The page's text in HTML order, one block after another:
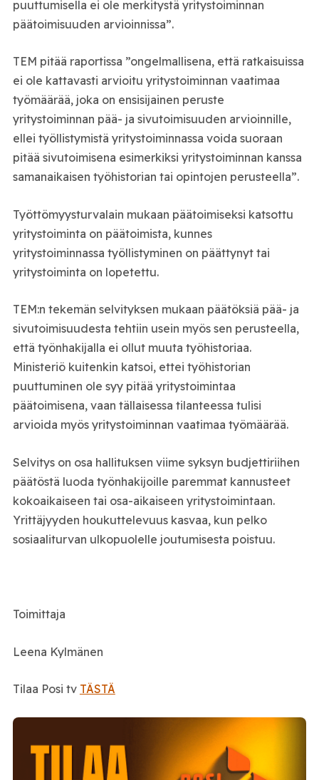
puuttumisella ei ole merkitystä yritystoiminnan
päätoimisuuden arvioinnissa”.
TEM pitää raportissa ”ongelmallisena, että ratkaisuissa
ei ole kattavasti arvioitu yritystoiminnan vaatimaa
työmäärää, joka on ensisijainen peruste
yritystoiminnan pää- ja sivutoimisuuden arvioinnille,
ellei työllistymistä yritystoiminnassa voida suoraan
pitää sivutoimisena esimerkiksi yritystoiminnan kanssa
samanaikaisen työhistorian tai opintojen perusteella”.
Työttömyysturvalain mukaan päätoimiseksi katsottu
yritystoiminta on päätoimista, kunnes
yritystoiminnassa työllistyminen on päättynyt tai
yritystoiminta on lopetettu.
TEM:n tekemän selvityksen mukaan päätöksiä pää- ja
sivutoimisuudesta tehtiin usein myös sen perusteella,
että työnhakijalla ei ollut muuta työhistoriaa.
Ministeriö kuitenkin katsoi, ettei työhistorian
puuttuminen ole syy pitää yritystoimintaa
päätoimisena, vaan tällaisessa tilanteessa tulisi
arvioida myös yritystoiminnan vaatimaa työmäärää.
Selvitys on osa hallituksen viime syksyn budjettiriihen
päätöstä luoda työnhakijoille paremmat kannusteet
kokoaikaiseen tai osa-aikaiseen yritystoimintaan.
Yrittäjyyden houkuttelevuus kasvaa, kun pelko
sosiaaliturvan ulkopuolelle joutumisesta poistuu.
Toimittaja
Leena Kylmänen
Tilaa Posi tv TÄSTÄ